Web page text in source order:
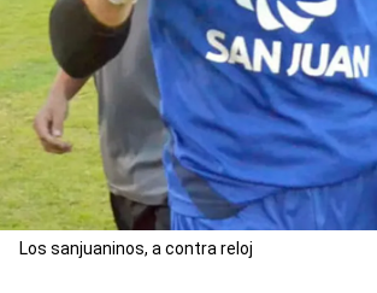
Los sanjuaninos, a contra reloj